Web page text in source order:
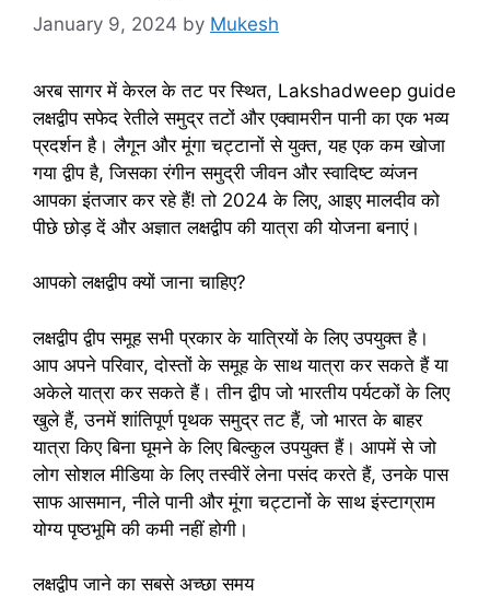
January 9, 2024 by Mukesh
अरब सागर में केरल के तट पर स्थित, Lakshadweep guide
लक्षद्वीप सफेद रेतीले समुद्र तटों और एक्वामरीन पानी का एक भव्य
प्रदर्शन है। लैगून और मूंगा चट्टानों से युक्त, यह एक कम खोजा
गया द्वीप है, जिसका रंगीन समुद्री जीवन और स्वादिष्ट व्यंजन
आपका इंतजार कर रहे हैं! तो 2024 के लिए, आइए मालदीव को
पीछे छोड़ दें और अज्ञात लक्षद्वीप की यात्रा की योजना बनाएं।
आपको लक्षद्वीप क्यों जाना चाहिए?
लक्षद्वीप द्वीप समूह सभी प्रकार के यात्रियों के लिए उपयुक्त है।
आप अपने परिवार, दोस्तों के समूह के साथ यात्रा कर सकते हैं या
अकेले यात्रा कर सकते हैं। तीन द्वीप जो भारतीय पर्यटकों के लिए
खुले हैं, उनमें शांतिपूर्ण पृथक समुद्र तट हैं, जो भारत के बाहर
यात्रा किए बिना घूमने के लिए बिल्कुल उपयुक्त हैं। आपमें से जो
लोग सोशल मीडिया के लिए तस्वीरें लेना पसंद करते हैं, उनके पास
साफ आसमान, नीले पानी और मूंगा चट्टानों के साथ इंस्टाग्राम
योग्य पृष्ठभूमि की कमी नहीं होगी।
लक्षद्वीप जाने का सबसे अच्छा समय